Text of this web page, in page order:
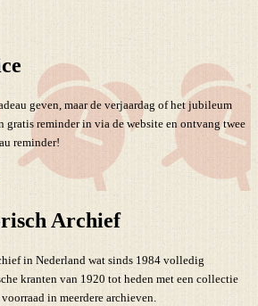
geven, maar de verjaardag of het jubileum
gratis reminder in via de website en ontvang twee
reminder!
Archief
in Nederland wat sinds 1984 volledig
kranten van 1920 tot heden met een collectie
in meerdere archieven.